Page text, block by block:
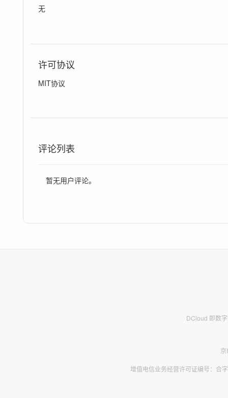
无
许可协议
MIT协议
评论列表
暂无用户评论。
DCloud 即数
增值电信业务经营许可证编号：合